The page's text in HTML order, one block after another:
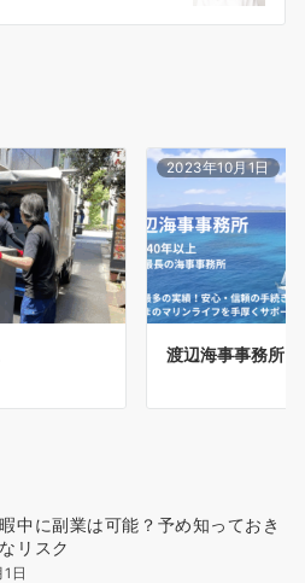
2023年10月1日
渡辺海事事務所さ
中に副業は可能？予め知っておき
リスク
日